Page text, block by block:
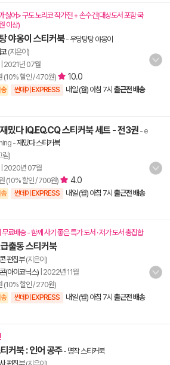
싫어> 구도 노리코 작가전 + 손수건(대상도서 포함 국
이상)
야옹이 스티커북-우당탕탕 야옹이
(지은이)
2021년 07월
(10% 할인 / 470원) 10.0
썬데이 EXPRESS 내일 (월) 아침 7시 출근전 배송
밌다 IQ.EQ.CQ 스티커북 세트 - 전3권 - e
-재밌다 스티커북
림)
2020년 07월
(10% 할인 / 700원) 4.0
썬데이 EXPRESS 내일 (월) 아침 7시 출근전 배송
무료배송 - 함께 사기 좋은 특가 도서 · 저가 도서 총집합
출동 스티커북
편집부(지은이)
(아이코닉스) 2022년 11월
(10% 할인 / 270원)
썬데이 EXPRESS 내일 (월) 아침 7시 출근전 배송
커북 : 인어 공주- 명작 스티커북